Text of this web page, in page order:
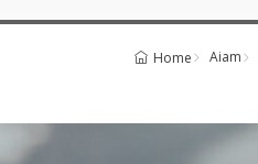
Home Aiam